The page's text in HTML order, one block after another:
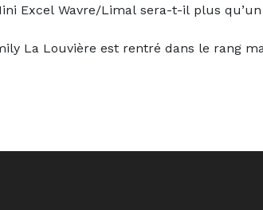
Excel Wavre/Limal sera-t-il plus
La Louvière est rentré dans le rang